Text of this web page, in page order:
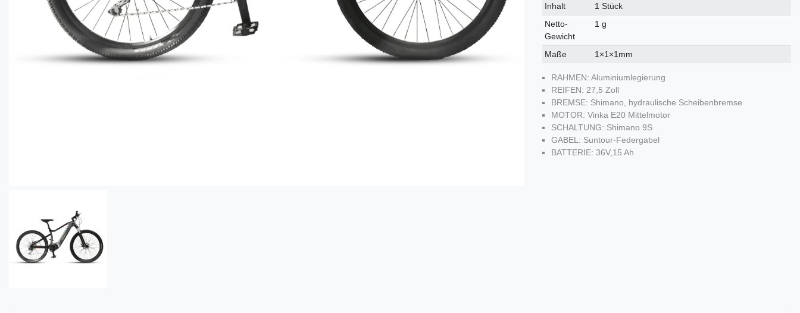
Inhalt
1 Stück
Netto-
Gewicht
1 g
Maße 1×1×1mm
RAHMEN: Aluminiumlegierung
REIFEN: 27,5 Zoll
BREMSE: Shimano, hydraulische Scheibenbremse
MOTOR: Vinka E20 Mittelmotor
SCHALTUNG: Shimano 9S
GABEL: Suntour-Federgabel
BATTERIE: 36V,15 Ah